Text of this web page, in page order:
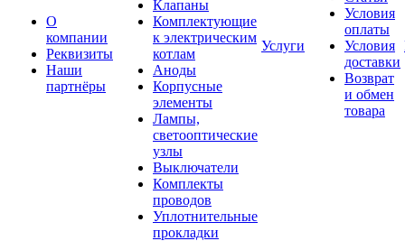
О
компании
Реквизиты
Наши
партнёры
Клапаны
Комплектующие
к электрическим
котлам
Аноды
Корпусные
элементы
Лампы,
светооптические
узлы
Выключатели
Комплекты
проводов
Уплотнительные
прокладки
Услуги
Условия
оплаты
Условия
доставки
Возврат
и обмен
товара